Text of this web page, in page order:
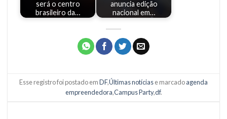
será o centro
brasileiro da…
anuncia edição
nacional em…
Esse registro foi postado emDF,Últimas notíciase marcadoagenda
empreendedora,Campus Party,df.